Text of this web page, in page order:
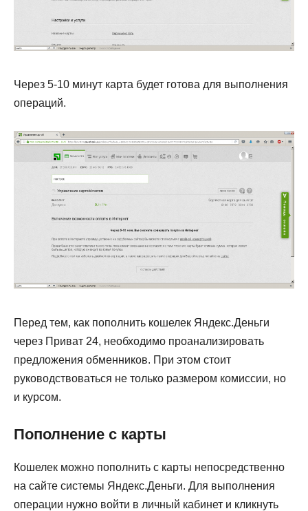
Через 5-10 минут карта будет готова для выполнения
операций.
Перед тем, как пополнить кошелек Яндекс.Деньги
через Приват 24, необходимо проанализировать
предложения обменников. При этом стоит
руководствоваться не только размером комиссии, но
и курсом.
Пополнение с карты
Кошелек можно пополнить с карты непосредственно
на сайте системы Яндекс.Деньги. Для выполнения
операции нужно войти в личный кабинет и кликнуть